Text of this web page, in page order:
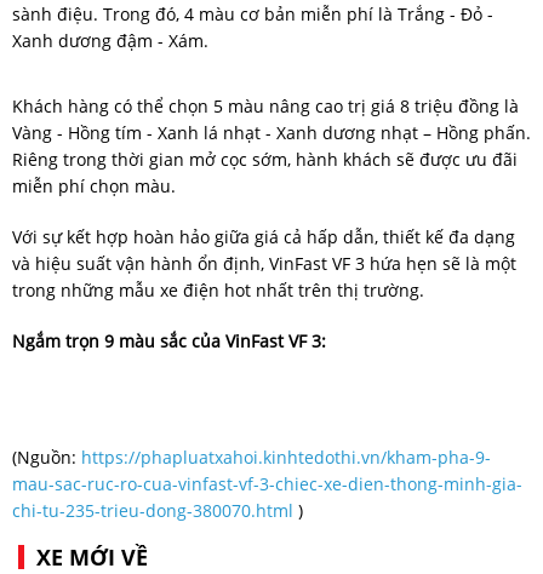
sành điệu. Trong đó, 4 màu cơ bản miễn phí là Trắng - Đỏ -
Xanh dương đậm - Xám.
Khách hàng có thể chọn 5 màu nâng cao trị giá 8 triệu đồng là
Vàng - Hồng tím - Xanh lá nhạt - Xanh dương nhạt – Hồng phấn.
Riêng trong thời gian mở cọc sớm, hành khách sẽ được ưu đãi
miễn phí chọn màu.
Với sự kết hợp hoàn hảo giữa giá cả hấp dẫn, thiết kế đa dạng
và hiệu suất vận hành ổn định, VinFast VF 3 hứa hẹn sẽ là một
trong những mẫu xe điện hot nhất trên thị trường.
Ngắm trọn 9 màu sắc của VinFast VF 3:
(Nguồn: https://phapluatxahoi.kinhtedothi.vn/kham-pha-9-
mau-sac-ruc-ro-cua-vinfast-vf-3-chiec-xe-dien-thong-minh-gia-
chi-tu-235-trieu-dong-380070.html )
XE MỚI VỀ